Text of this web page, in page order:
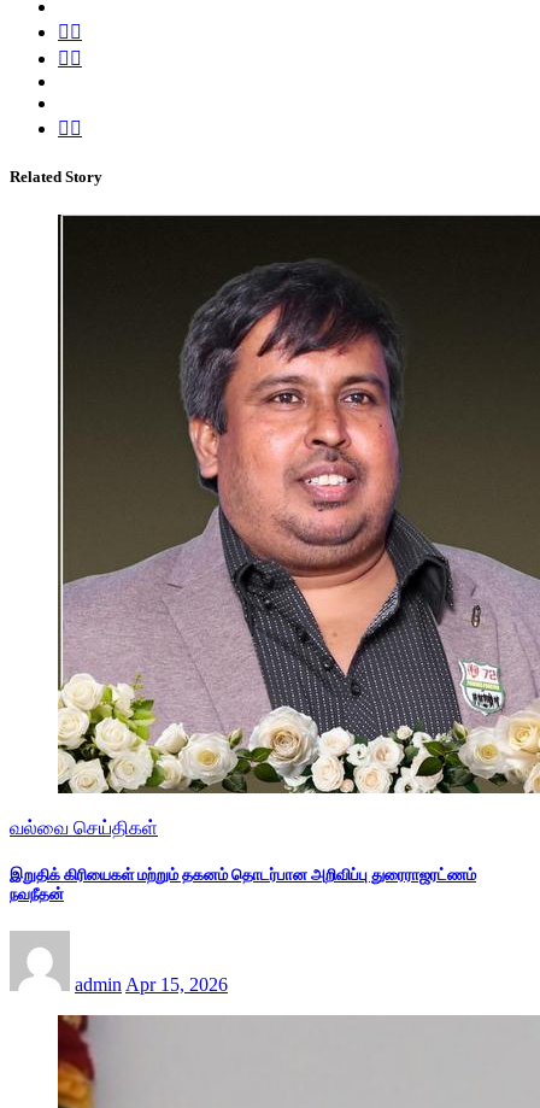
Related Story
வல்வை செய்திகள்
இறுதிக் கிரியைகள் மற்றும் தகனம் தொடர்பான அறிவிப்பு துரைராஜரட்ணம்
நவநீதன்
admin Apr 15, 2026